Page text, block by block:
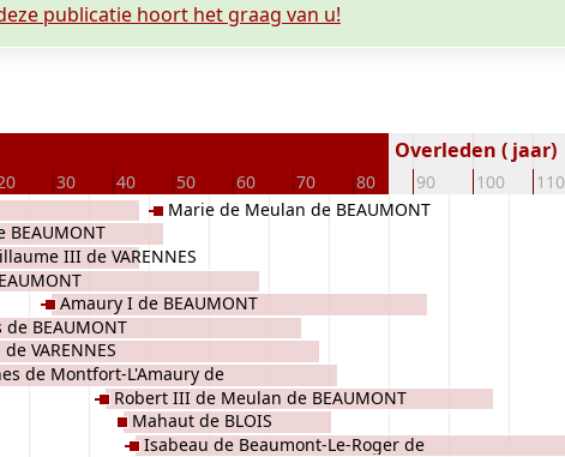
publicatie hoort het graag van u!
30 40 50 60 70 80 90 100 110
Overleden ( jaar)
BEAUMONT
de BEAUMONT
VARENNES
de Montfort-L'Amaury de
III de VARENNES
Amaury I de BEAUMONT
Robert III de Meulan de BEAUMONT
Mahaut de BLOIS
Isabeau de Beaumont-Le-Roger de
Marie de Meulan de BEAUMONT